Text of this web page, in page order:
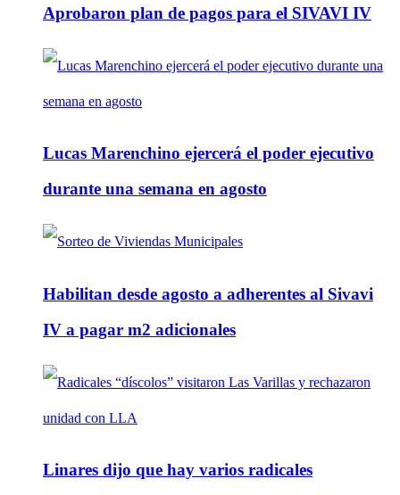
Aprobaron plan de pagos para el SIVAVI IV
Lucas Marenchino ejercerá el poder ejecutivo
durante una semana en agosto
Habilitan desde agosto a adherentes al Sivavi
IV a pagar m2 adicionales
Linares dijo que hay varios radicales